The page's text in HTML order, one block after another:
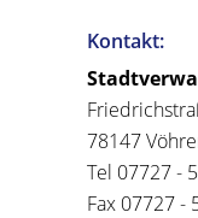
Kontakt:
78147
Tel 07727 -
Fax 07727 -